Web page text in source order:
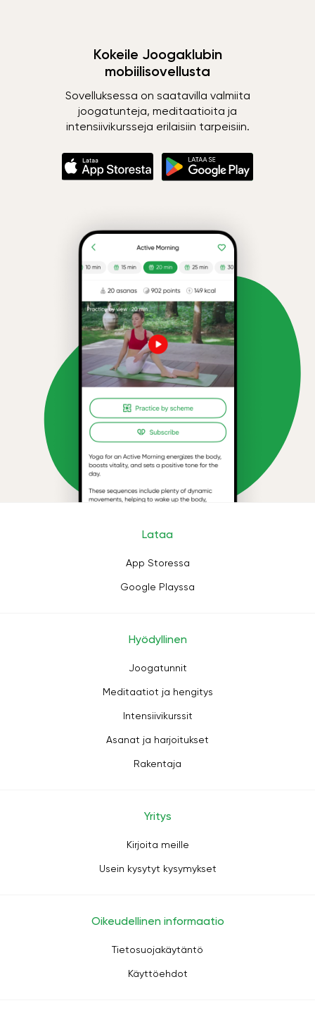
Kokeile Joogaklubin
mobiilisovellusta
Sovelluksessa on saatavilla valmiita
joogatunteja, meditaatioita ja
intensiivikursseja erilaisiin tarpeisiin.
Lataa
App Storessa
Google Playssa
Hyödyllinen
Joogatunnit
Meditaatiot ja hengitys
Intensiivikurssit
Asanat ja harjoitukset
Rakentaja
Yritys
Kirjoita meille
Usein kysytyt kysymykset
Oikeudellinen informaatio
Tietosuojakäytäntö
Käyttöehdot